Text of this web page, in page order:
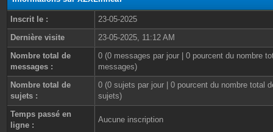
Inscrit le :
23-05-2025
Dernière visite
23-05-2025, 11:12 AM
Nombre total de
messages :
0 (0 messages par jour | 0 pourcent du nombre
messages)
Nombre total de
sujets :
0 (0 sujets par jour | 0 pourcent du nombre total
sujets)
Temps passé en
ligne :
Aucune inscription